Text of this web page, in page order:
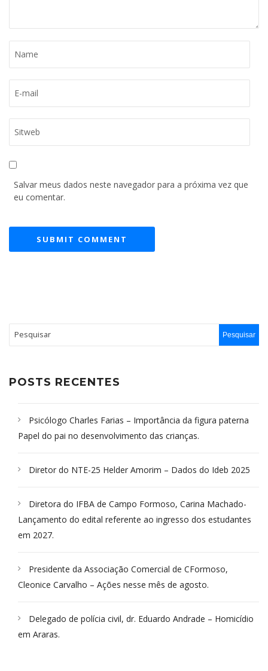
Salvar meus dados neste navegador para a próxima vez que
eu comentar.
POSTS RECENTES
Psicólogo Charles Farias – Importância da figura paterna
Papel do pai no desenvolvimento das crianças.
Diretor do NTE-25 Helder Amorim – Dados do Ideb 2025
Diretora do IFBA de Campo Formoso, Carina Machado-
Lançamento do edital referente ao ingresso dos estudantes
em 2027.
Presidente da Associação Comercial de CFormoso,
Cleonice Carvalho – Ações nesse mês de agosto.
Delegado de polícia civil, dr. Eduardo Andrade – Homicídio
em Araras.